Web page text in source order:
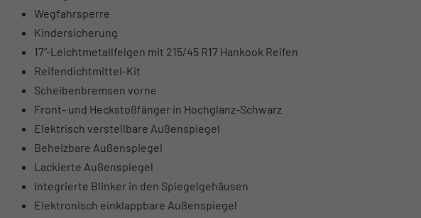
Wegfahrsperre
Kindersicherung
17“-Leichtmetallfelgen mit 215/45 R17 Hankook Reifen
Reifendichtmittel-Kit
Scheibenbremsen vorne
Front- und Heckstoßfänger in Hochglanz-Schwarz
Elektrisch verstellbare Außenspiegel
Beheizbare Außenspiegel
Lackierte Außenspiegel
Integrierte Blinker in den Spiegelgehäusen
Elektronisch einklappbare Außenspiegel